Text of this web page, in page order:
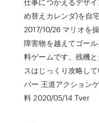
め替えカレンダ)を自
2017/10/26 マリオを
障害物を越えてゴー
料ゲームです。残機
スはじっくり攻略し
バー 王道アクション
料 2020/05/14 Tver